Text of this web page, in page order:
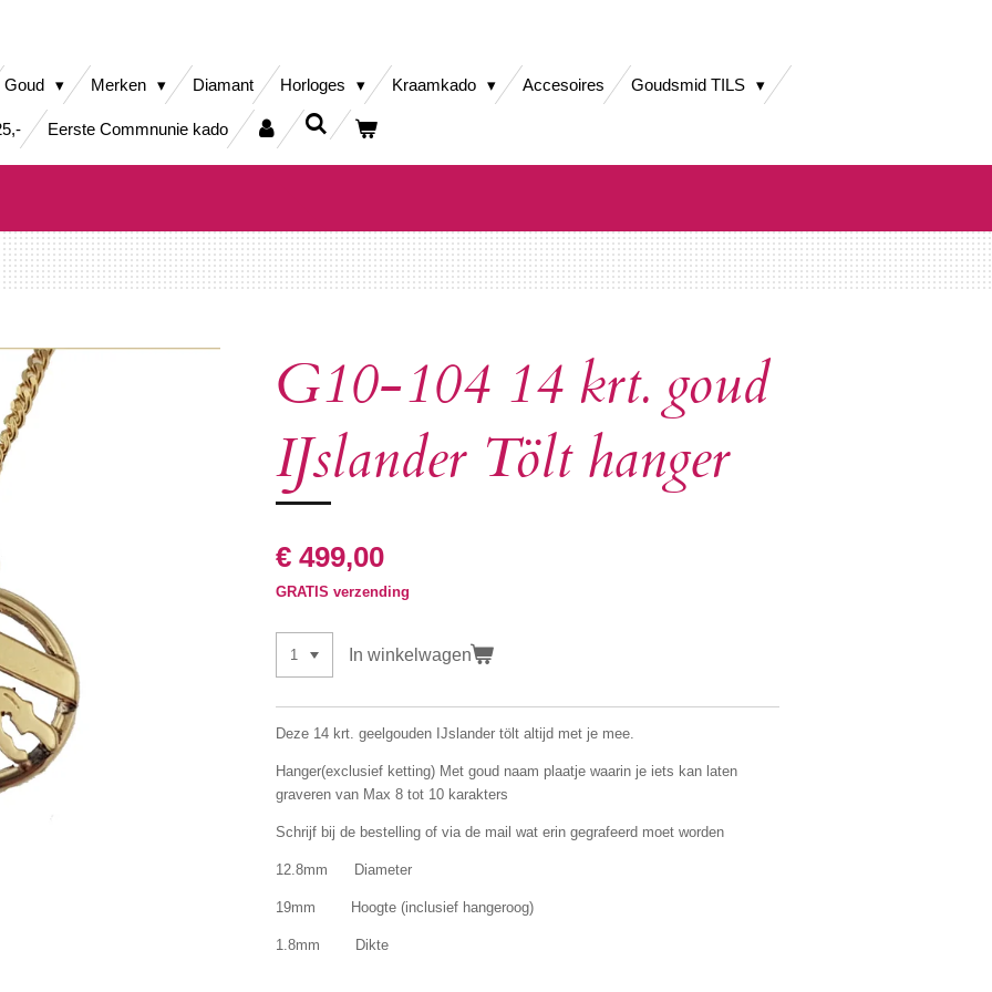
Goud Merken Diamant Horloges Kraamkado Accesoires Goudsmid TILS
Eerste Commnunie kado
G10-104 14 krt. goud
IJslander Tölt hanger
€ 499,00
GRATIS verzending
In winkelwagen
Deze 14 krt. geelgouden IJslander tölt altijd met je mee.
Hanger(exclusief ketting) Met goud naam plaatje waarin je iets kan laten
graveren van Max 8 tot 10 karakters
Schrijf bij de bestelling of via de mail wat erin gegrafeerd moet worden
12.8mm Diameter
19mm Hoogte (inclusief hangeroog)
1.8mm Dikte